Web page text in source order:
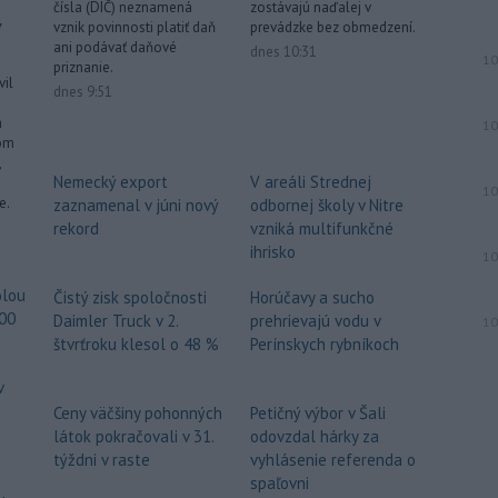
čísla (DIČ) neznamená
vznik povinnosti platiť daň
ani podávať daňové
priznanie.
dnes 9:51
Nemecký export
zaznamenal v júni nový
rekord
Čistý zisk spoločnosti
Daimler Truck v 2.
štvrťroku klesol o 48 %
Ceny väčšiny pohonných
látok pokračovali v 31.
týždni v raste
zostávajú naďalej v
prevádzke bez obmedzení.
dnes 10:31
V areáli Strednej
odbornej školy v Nitre
vzniká multifunkčné
ihrisko
Horúčavy a sucho
prehrievajú vodu v
Perínskych rybníkoch
Petičný výbor v Šali
odovzdal hárky za
vyhlásenie referenda o
spaľovni